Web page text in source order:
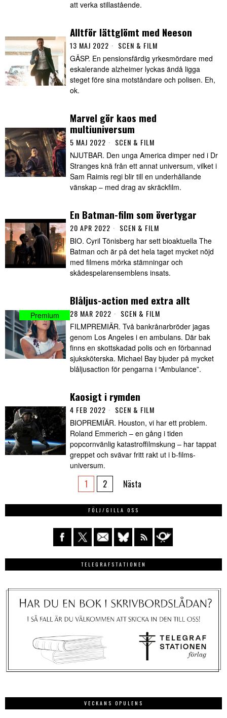
att verka stillastående.
Alltför lättglömt med Neeson
13 MAJ 2022 SCEN & FILM
GÄSP. En pensionsfärdig yrkesmördare med
eskalerande alzheimer lyckas ändå ligga
steget före sina motståndare och polisen. Eh,
ok.
Marvel gör kaos med
multiuniversum
5 MAJ 2022 SCEN & FILM
NJUTBAR. Den unga America dimper ned i Dr
Stranges knä från ett annat universum, vilket i
Sam Raimis regi blir till en underhållande
vänskap – med drag av skräckfilm.
En Batman-film som övertygar
20 APR 2022 SCEN & FILM
BIO. Cyril Tönisberg har sett bioaktuella The
Batman och är på det hela taget mycket nöjd
med filmens mörka stämningar och
skådespelarensemblens insats.
Blåljus-action med extra allt
28 MAR 2022 SCEN & FILM
FILMPREMIÄR. Två bankrånarbröder jagas
genom Los Angeles i en ambulans. Där bak
finns en skottskadad polis och en förbannad
sjuksköterska. Michael Bay bjuder på mycket
blåljusaction för pengarna i “Ambulance”.
Kaosigt i rymden
4 FEB 2022 SCEN & FILM
BIOPREMIÄR. Houston, vi har ett problem.
Roland Emmerich – en gång i tiden
popcornvänlig katastroffilmskung – har tappat
greppet och svävar fritt rakt ut i b-films-
universum.
1 2 Nästa
FÖLJ/GILLA OSS
TELEGRAFSTATIONEN
VECKANS OPULENS